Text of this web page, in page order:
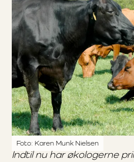
Foto: Karen Munk Nielsen
Indtil nu har økologerne